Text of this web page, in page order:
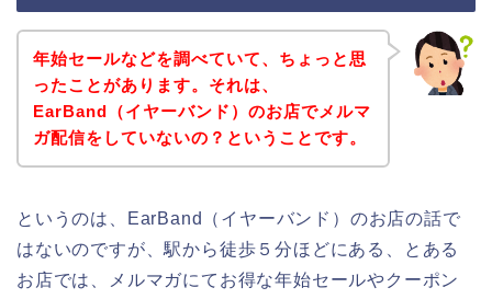
年始セールなどを調べていて、ちょっと思
ったことがあります。それは、
EarBand（イヤーバンド）のお店でメルマ
ガ配信をしていないの？ということです。
というのは、EarBand（イヤーバンド）のお店の話で
はないのですが、駅から徒歩５分ほどにある、とある
お店では、メルマガにてお得な年始セールやクーポン